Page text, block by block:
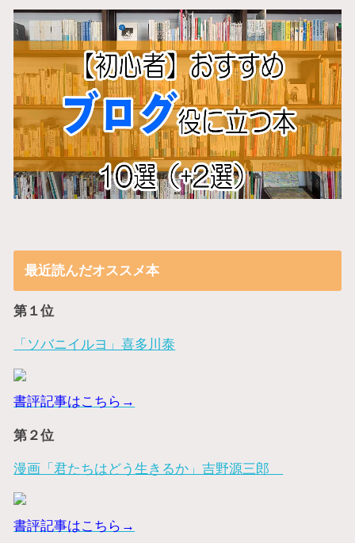
最近読んだオススメ本
第１位
「ソバニイルヨ」喜多川泰
書評記事はこちら→
第２位
漫画「君たちはどう生きるか」吉野源三郎
書評記事はこちら→